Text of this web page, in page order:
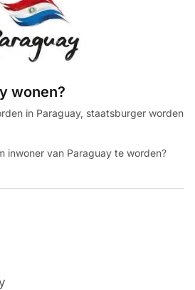
wonen?
in Paraguay, staatsburger worden
inwoner van Paraguay te worden?